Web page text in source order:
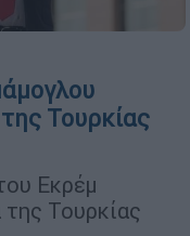
Τουρκίας
Εκρέμ
της Τουρκίας